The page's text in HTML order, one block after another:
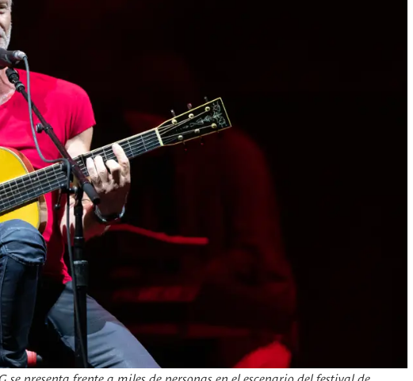
se presenta frente a miles de personas en el escenario del festival de